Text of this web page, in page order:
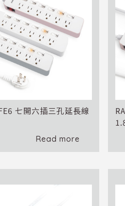
七開六插三孔延長線
Read more